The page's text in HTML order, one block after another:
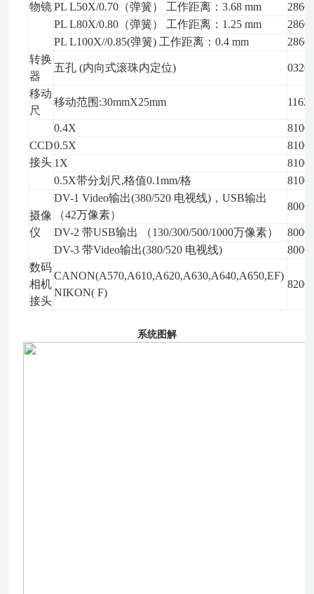
物镜PL L50X/0.70（弹簧） 工作距离：3.68 mm
PL L80X/0.80（弹簧） 工作距离：1.25 mm
PL L100X//0.85(弹簧) 工作距离：0.4 mm
转换
器
五孔 (内向式滚珠内定位)
移动
尺
移动范围:30mmX25mm
CCD
接头
0.4X
0.5X
1X
0.5X带分划尺,格值0.1mm/格
摄像
仪
DV-1 Video输出(380/520 电视线)，USB输出
（42万像素）
DV-2 带USB输出 （130/300/500/1000万像素）
DV-3 带Video输出(380/520 电视线)
数码
相机
接头
CANON(A570,A610,A620,A630,A640,A650,EF)
NIKON( F)
系统图解